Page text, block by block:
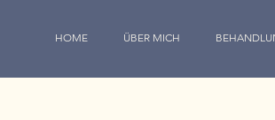
HOME ÜBER MICH